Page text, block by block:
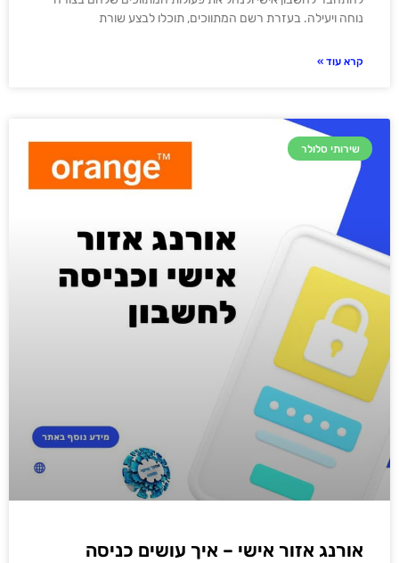
נוחה ויעילה. בעזרת רשם המתווכים, תוכלו לבצע שורת
קרא עוד »
שירותי סלולר
אורנג אזור אישי – איך עושים כניסה